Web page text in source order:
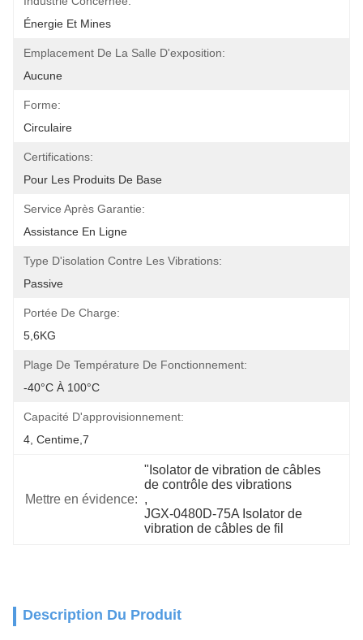
Énergie Et Mines
Emplacement De La Salle D'exposition:
Aucune
Forme:
Circulaire
Certifications:
Pour Les Produits De Base
Service Après Garantie:
Assistance En Ligne
Type D'isolation Contre Les Vibrations:
Passive
Portée De Charge:
5,6KG
Plage De Température De Fonctionnement:
-40°C À 100°C
Capacité D'approvisionnement:
4, Centime,7
Mettre en évidence:
"Isolator de vibration de câbles
de contrôle des vibrations
,
JGX-0480D-75A Isolator de
vibration de câbles de fil
Description Du Produit